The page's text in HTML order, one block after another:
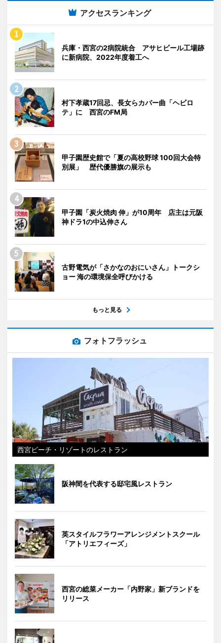
アクセスランキング
兵庫・西宮の2病院統合 アサヒビール工場跡
に新病院、2022年度着工へ
村下孝蔵17回忌、長女らカバー曲「ヘビロ
テ」に 西宮のFM局
甲子園歴史館で「夏の高校野球 100回大会特
別展」 歴代優勝旗の展示も
甲子園「炭火焼肉 伸」が10周年 店主は元阪
神ドラ1の中込伸さん
古野電気が「さかなのおにいさん」トークシ
ョー 海の環境保全呼びかける
もっと見る
フォトフラッシュ
西宮ビーチ・リゾートのレストラン
阪神間を代表する邸宅風レストラン
英スタイルフラワーアレンジメントスクール
「アトリエフィーズ」
西宮の総菜メーカー「内野家」新ブランドを
リリース